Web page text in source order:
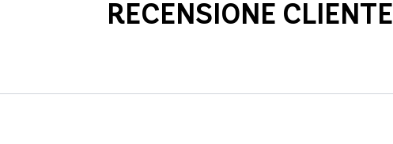
RECENSIONE CLIENTE